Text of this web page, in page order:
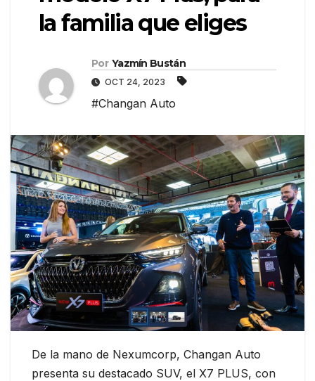
la familia que eliges
Por Yazmín Bustán
OCT 24, 2023
#Changan Auto
De la mano de Nexumcorp, Changan Auto
presenta su destacado SUV, el X7 PLUS, con